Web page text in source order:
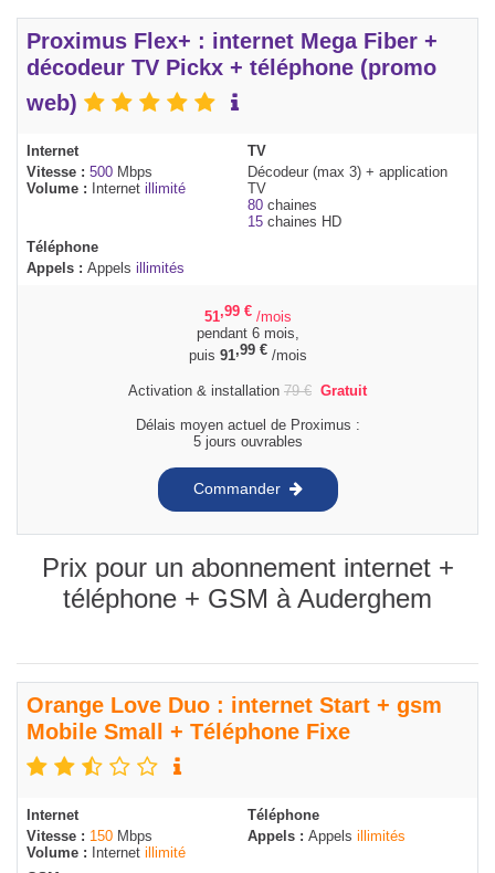
Proximus Flex+ : internet Mega Fiber +
décodeur TV Pickx + téléphone (promo
web)
Internet
Vitesse : 500 Mbps
Volume :
Internet illimité
TV
Décodeur (max 3) + application
TV
80 chaines
15 chaines HD
Téléphone
Appels : Appels illimités
51,99 € /mois
pendant 6 mois,
puis 91,99 €/mois
Activation & installation 79€ Gratuit
Délais moyen actuel de Proximus :
5 jours ouvrables
Commander
Prix pour un abonnement internet +
téléphone + GSM à Auderghem
Orange Love Duo : internet Start + gsm
Mobile Small + Téléphone Fixe
Internet
Vitesse : 150 Mbps
Volume : Internet illimité
Téléphone
Appels : Appels illimités